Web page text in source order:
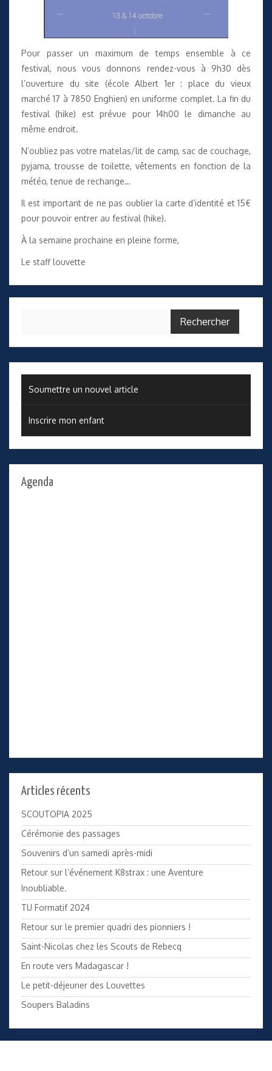
Pour passer un maximum de temps ensemble à ce
festival, nous vous donnons rendez-vous à 9h30 dès
l’ouverture du site (école Albert 1er : place du vieux
marché 17 à 7850 Enghien) en uniforme complet. La fin du
festival (hike) est prévue pour 14h00 le dimanche au
même endroit.
N’oubliez pas votre matelas/lit de camp, sac de couchage,
pyjama, trousse de toilette, vêtements en fonction de la
météo, tenue de rechange…
Il est important de ne pas oublier la carte d’identité et 15€
pour pouvoir entrer au festival (hike).
À la semaine prochaine en pleine forme,
Le staff louvette
Soumettre un nouvel article
Inscrire mon enfant
Agenda
Articles récents
SCOUTOPIA 2025
Cérémonie des passages
Souvenirs d’un samedi après-midi
Retour sur l’événement K8strax : une Aventure
Inoubliable.
TU Formatif 2024
Retour sur le premier quadri des pionniers !
Saint-Nicolas chez les Scouts de Rebecq
En route vers Madagascar !
Le petit-déjeuner des Louvettes
Soupers Baladins